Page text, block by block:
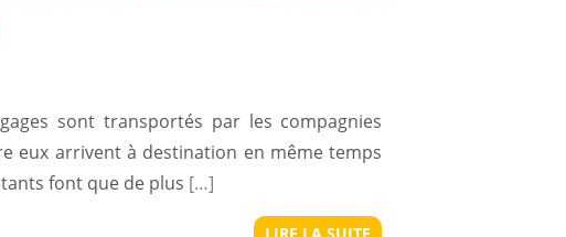
sont transportés par les compagnies
eux arrivent à destination en même temps
font que de plus […]
LIRE LA SUITE